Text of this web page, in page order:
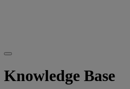
Knowledge Base